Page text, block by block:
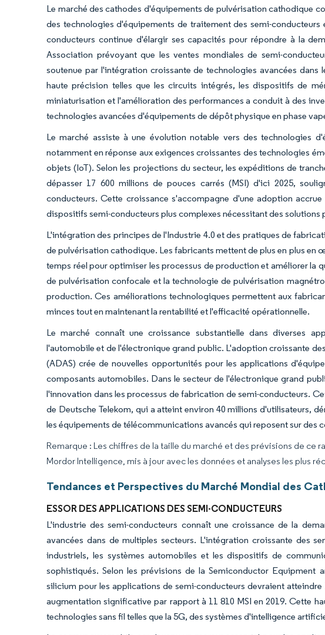
Le marché des cathodes d'équipements de pulvérisation cathodique
des technologies d'équipements de traitement des semi-
conducteurs continue d'élargir ses capacités pour répondre à la
Association prévoyant que les ventes mondiales de semi-
soutenue par l'intégration croissante de technologies avancées
haute précision telles que les circuits intégrés, les dispositifs de
miniaturisation et l'amélioration des performances a conduit à des
technologies avancées d'équipements de dépôt physique en phase
Le marché assiste à une évolution notable vers des technologies
notamment en réponse aux exigences croissantes des technologies
objets (IoT). Selon les projections du secteur, les expéditions de
dépasser 17 600 millions de pouces carrés (MSI) d'ici 2025,
conducteurs. Cette croissance s'accompagne d'une adoption
dispositifs semi-conducteurs plus complexes nécessitant des
L'intégration des principes de l'Industrie 4.0 et des pratiques de
de pulvérisation cathodique. Les fabricants mettent de plus en plus en
temps réel pour optimiser les processus de production et améliorer la
de pulvérisation confocale et la technologie de pulvérisation
production. Ces améliorations technologiques permettent aux
minces tout en maintenant la rentabilité et l'efficacité opérationnelle.
Le marché connaît une croissance substantielle dans diverses
l'automobile et de l'électronique grand public. L'adoption croissante
(ADAS) crée de nouvelles opportunités pour les applications
composants automobiles. Dans le secteur de l'électronique grand
l'innovation dans les processus de fabrication de semi-conducteurs.
de Deutsche Telekom, qui a atteint environ 40 millions d'utilisateurs,
les équipements de télécommunications avancés qui reposent sur des
Remarque : Les chiffres de la taille du marché et des prévisions de
Mordor Intelligence, mis à jour avec les données et analyses les plus
Tendances et Perspectives du Marché Mondial des
ESSOR DES APPLICATIONS DES SEMI-CONDUCTEURS
L'industrie des semi-conducteurs connaît une croissance de la
avancées dans de multiples secteurs. L'intégration croissante des
industriels, les systèmes automobiles et les dispositifs de
sophistiqués. Selon les prévisions de la Semiconductor Equipment
silicium pour les applications de semi-conducteurs devraient
augmentation significative par rapport à 11 810 MSI en 2019. Cette
technologies sans fil telles que la 5G, des systèmes d'intelligence